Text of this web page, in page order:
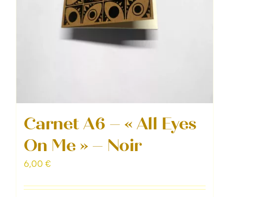
Carnet A6 – « All Eyes
On Me » – Noir
6,00 €